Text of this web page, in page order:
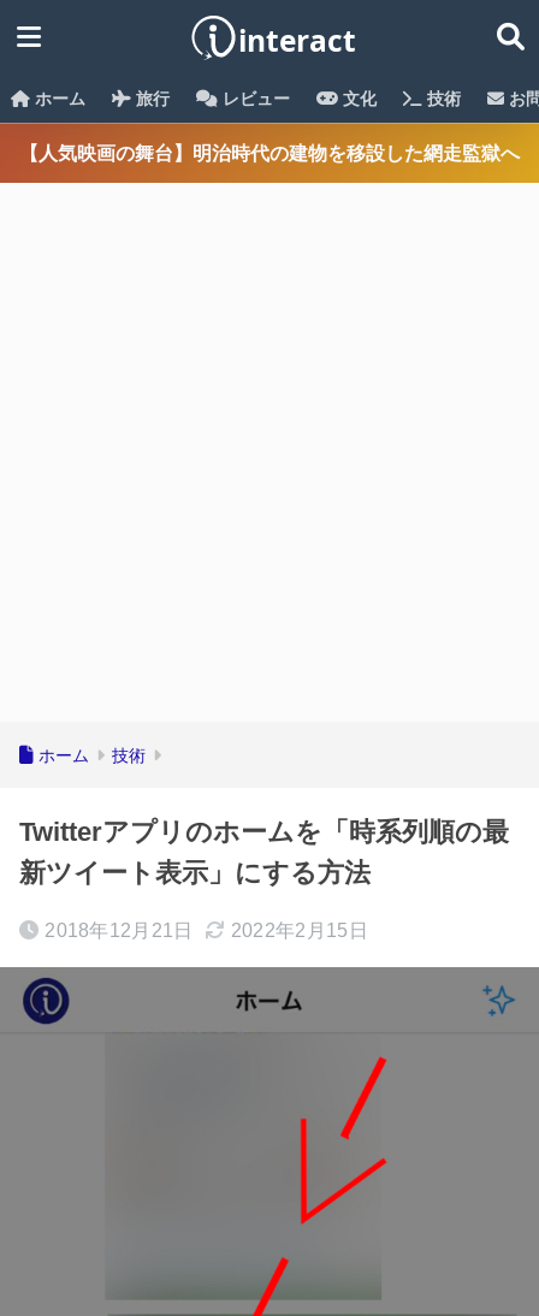
ホーム 旅行 レビュー 文化 技術 お
【人気映画の舞台】明治時代の建物を移設した網走監獄へ
ホーム 技術
Twitterアプリのホームを「時系列順の最
新ツイート表示」にする方法
2018年12月21日 2022年2月15日